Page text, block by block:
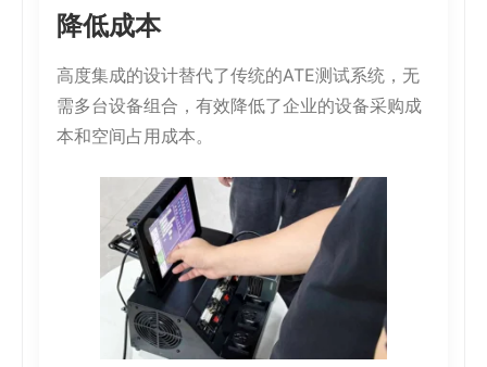
降低成本
高度集成的设计替代了传统的ATE测试系统，无
需多台设备组合，有效降低了企业的设备采购成
本和空间占用成本。